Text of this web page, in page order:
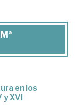
en los
y XVI